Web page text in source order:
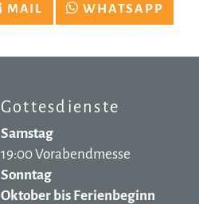
MAIL WHATSAPP
Gottesdienste
Samstag
19:00 Vorabendmesse
Sonntag
Oktober bis Ferienbeginn